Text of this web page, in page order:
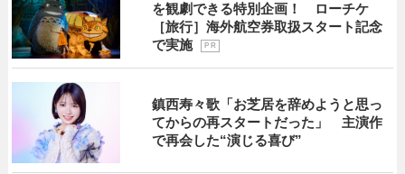
を観劇できる特別企画！ ローチケ
［旅行］海外航空券取扱スタート記念
で実施
P R
鎮西寿々歌「お芝居を辞めようと思っ
てからの再スタートだった」 主演作
で再会した“演じる喜び”